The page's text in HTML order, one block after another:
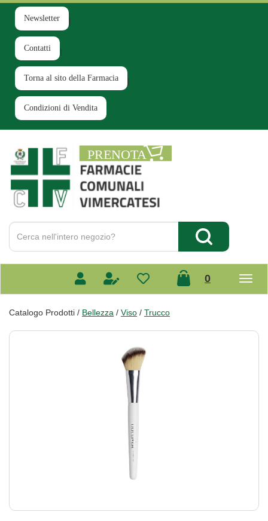
Passa
contenuto
principale
Newsletter
Contatti
Torna al sito della Farmacia
Condizioni di Vendita
Farmacia
Comunale
Cerca
Prodotto
Cerca Prodotto
0prodotti
Catalogo Prodotti / Bellezza / Viso / Trucco